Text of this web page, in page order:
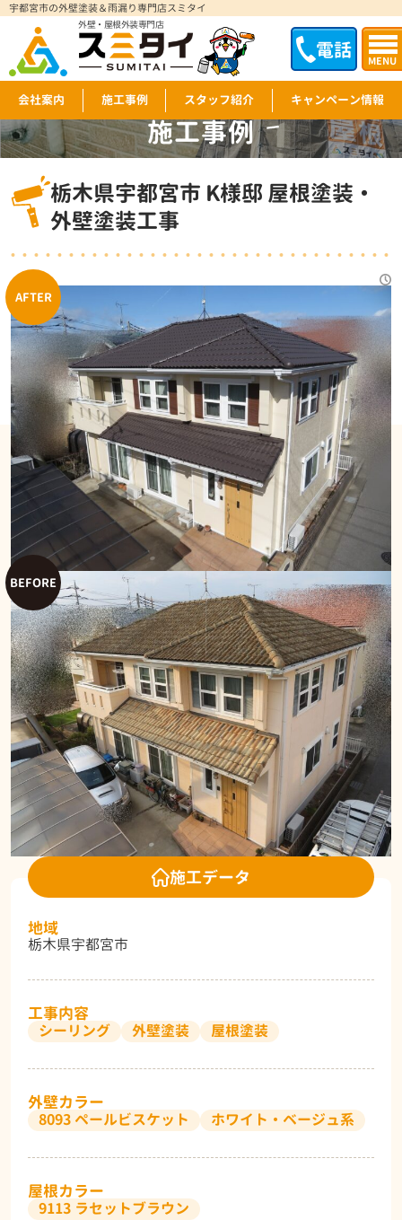
電話 MENU
宇都宮市の外壁塗装＆雨漏り専門店スミタイ
外壁・屋根外装専門店
会社案内 施工事例 スタッフ紹介 キャンペーン情報
施工事例
WORKS
栃木県宇都宮市 K様邸 屋根塗装・
外壁塗装工事
施工データ
地域
栃木県宇都宮市
工事内容
シーリング 外壁塗装 屋根塗装
外壁カラー
8093 ペールビスケット ホワイト・ベージュ系
屋根カラー
9113 ラセットブラウン